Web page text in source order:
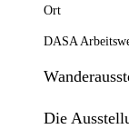
Ort
DASA
Die